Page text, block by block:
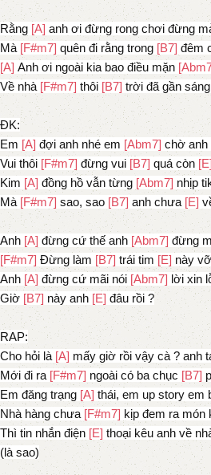
Rằng [A] anh ơi đừng rong chơi đừng
Mà [F#m7] quên đi rằng trong [B7] đêm
[A] Anh ơi ngoài kia bao điều mặn
Về nhà [F#m7] thôi [B7] trời đã gần sáng
ĐK:
Em [A] đợi anh nhé em [Abm7] chờ anh
Vui thôi [F#m7] đừng vui [B7] quá còn [E]
Kim [A] đồng hồ vẫn từng [Abm7] nhịp
Mà [F#m7] sao, sao [B7] anh chưa [E]
Anh [A] đừng cứ thế anh [Abm7] đừng
[F#m7] Đừng làm [B7] trái tim [E] này
Anh [A] đừng cứ mãi nói [Abm7] lời xin
Giờ [B7] này anh [E] đâu rồi ?
RAP:
Cho hỏi là [A] mấy giờ rồi vậy cà ? anh
Mới đi ra [F#m7] ngoài có ba chục [B7]
Em đăng trạng [A] thái, em up story em
Nhà hàng chưa [F#m7] kịp đem ra món
Thì tin nhắn điện [E] thoại kêu anh về
(là sao)